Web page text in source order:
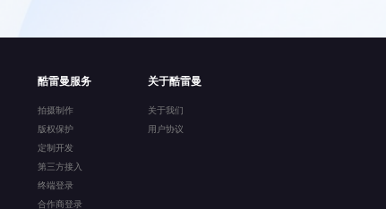
酷雷曼服务
拍摄制作
版权保护
定制开发
第三方接入
终端登录
合作商登录
关于酷雷曼
关于我们
用户协议